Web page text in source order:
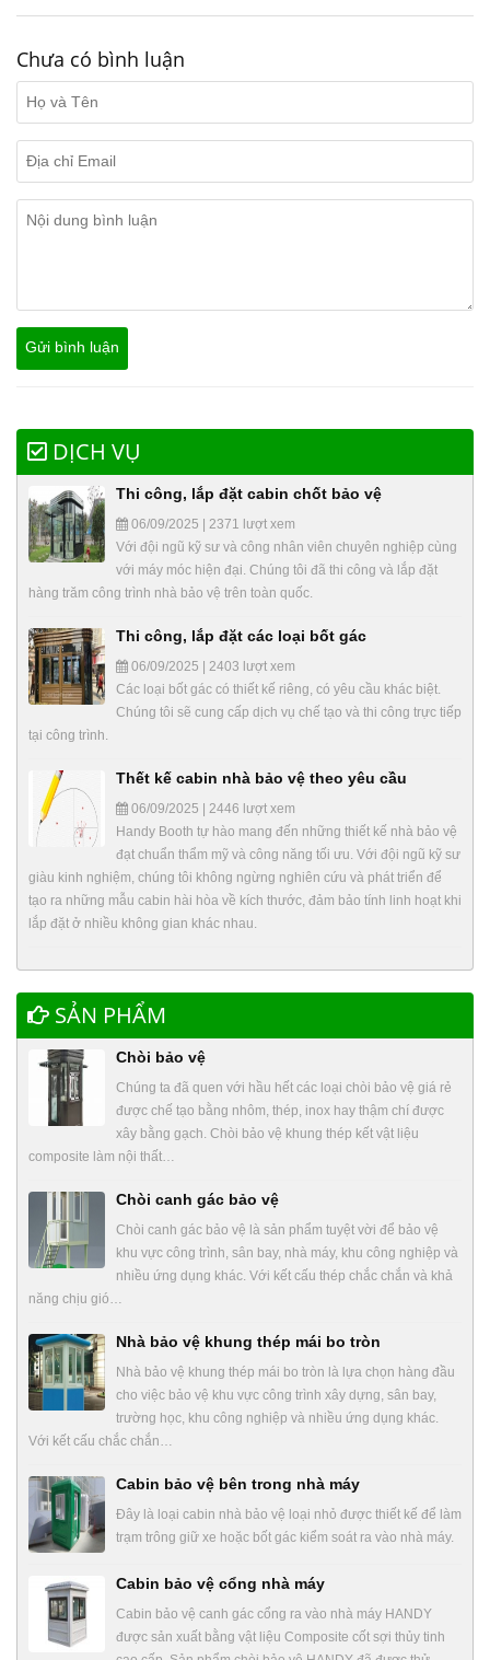
Chưa có bình luận
DỊCH VỤ
Thi công, lắp đặt cabin chốt bảo vệ
06/09/2025 | 2371 lượt xem
Với đội ngũ kỹ sư và công nhân viên chuyên nghiệp cùng
với máy móc hiện đại. Chúng tôi đã thi công và lắp đặt
hàng trăm công trình nhà bảo vệ trên toàn quốc.
Thi công, lắp đặt các loại bốt gác
06/09/2025 | 2403 lượt xem
Các loại bốt gác có thiết kế riêng, có yêu cầu khác biệt.
Chúng tôi sẽ cung cấp dịch vụ chế tạo và thi công trực tiếp
tại công trình.
Thết kế cabin nhà bảo vệ theo yêu cầu
06/09/2025 | 2446 lượt xem
Handy Booth tự hào mang đến những thiết kế nhà bảo vệ
đạt chuẩn thẩm mỹ và công năng tối ưu. Với đội ngũ kỹ sư
giàu kinh nghiệm, chúng tôi không ngừng nghiên cứu và phát triển để
tạo ra những mẫu cabin hài hòa về kích thước, đảm bảo tính linh hoạt khi
lắp đặt ở nhiều không gian khác nhau.
SẢN PHẨM
Chòi bảo vệ
Chúng ta đã quen với hầu hết các loại chòi bảo vệ giá rẻ
được chế tạo bằng nhôm, thép, inox hay thậm chí được
xây bằng gạch. Chòi bảo vệ khung thép kết vật liệu
composite làm nội thất…
Chòi canh gác bảo vệ
Chòi canh gác bảo vệ là sản phẩm tuyệt vời để bảo vệ
khu vực công trình, sân bay, nhà máy, khu công nghiệp và
nhiều ứng dụng khác. Với kết cấu thép chắc chắn và khả
năng chịu gió…
Nhà bảo vệ khung thép mái bo tròn
Nhà bảo vệ khung thép mái bo tròn là lựa chọn hàng đầu
cho việc bảo vệ khu vực công trình xây dựng, sân bay,
trường học, khu công nghiệp và nhiều ứng dụng khác.
Với kết cấu chắc chắn…
Cabin bảo vệ bên trong nhà máy
Đây là loại cabin nhà bảo vệ loại nhỏ được thiết kế để làm
trạm trông giữ xe hoặc bốt gác kiểm soát ra vào nhà máy.
Cabin bảo vệ cổng nhà máy
Cabin bảo vệ canh gác cổng ra vào nhà máy HANDY
được sản xuất bằng vật liệu Composite cốt sợi thủy tinh